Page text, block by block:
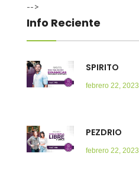
-->
Info Reciente
SPIRITO
febrero 22, 2023
PEZDRIO
febrero 22, 2023